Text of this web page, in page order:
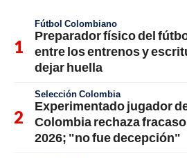
Fútbol Colombiano
Preparador físico del
entre los entrenos y
dejar huella
Selección Colombia
Experimentado jugador
Colombia rechaza
2026; "no fue decepción"